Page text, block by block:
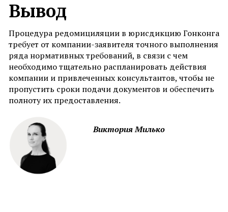
Вывод
Процедура редомициляции в юрисдикцию Гонконга
требует от компании-заявителя точного выполнения
ряда нормативных требований, в связи с чем
необходимо тщательно распланировать действия
компании и привлеченных консультантов, чтобы не
пропустить сроки подачи документов и обеспечить
полноту их предоставления.
Виктория Милько